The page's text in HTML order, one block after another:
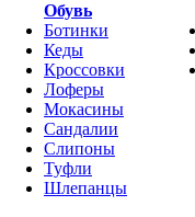
Обувь
Ботинки
Кеды
Кроссовки
Лоферы
Мокасины
Сандалии
Слипоны
Туфли
Шлепанцы